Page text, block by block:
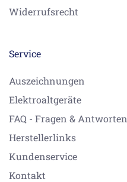
Widerrufsrecht
Service
Auszeichnungen
Elektroaltgeräte
FAQ - Fragen & Antworten
Herstellerlinks
Kundenservice
Kontakt